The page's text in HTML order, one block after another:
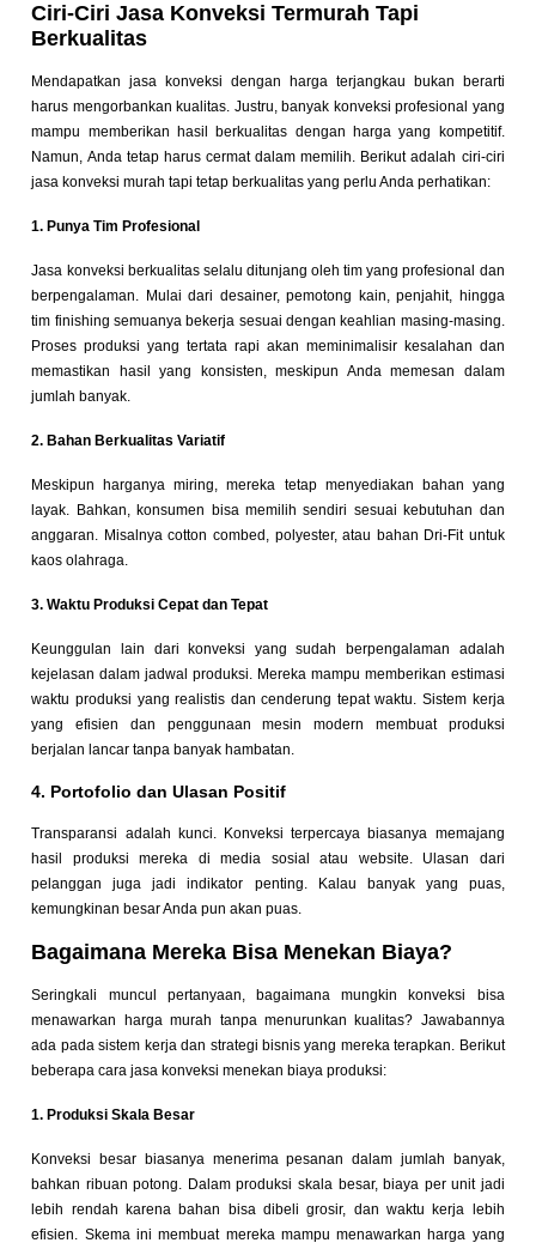
Ciri-Ciri Jasa Konveksi Termurah Tapi
Berkualitas
Mendapatkan jasa konveksi dengan harga terjangkau bukan berarti
harus mengorbankan kualitas. Justru, banyak konveksi profesional yang
mampu memberikan hasil berkualitas dengan harga yang kompetitif.
Namun, Anda tetap harus cermat dalam memilih. Berikut adalah ciri-ciri
jasa konveksi murah tapi tetap berkualitas yang perlu Anda perhatikan:
1. Punya Tim Profesional
Jasa konveksi berkualitas selalu ditunjang oleh tim yang profesional dan
berpengalaman. Mulai dari desainer, pemotong kain, penjahit, hingga
tim finishing semuanya bekerja sesuai dengan keahlian masing-masing.
Proses produksi yang tertata rapi akan meminimalisir kesalahan dan
memastikan hasil yang konsisten, meskipun Anda memesan dalam
jumlah banyak.
2. Bahan Berkualitas Variatif
Meskipun harganya miring, mereka tetap menyediakan bahan yang
layak. Bahkan, konsumen bisa memilih sendiri sesuai kebutuhan dan
anggaran. Misalnya cotton combed, polyester, atau bahan Dri-Fit untuk
kaos olahraga.
3. Waktu Produksi Cepat dan Tepat
Keunggulan lain dari konveksi yang sudah berpengalaman adalah
kejelasan dalam jadwal produksi. Mereka mampu memberikan estimasi
waktu produksi yang realistis dan cenderung tepat waktu. Sistem kerja
yang efisien dan penggunaan mesin modern membuat produksi
berjalan lancar tanpa banyak hambatan.
4. Portofolio dan Ulasan Positif
Transparansi adalah kunci. Konveksi terpercaya biasanya memajang
hasil produksi mereka di media sosial atau website. Ulasan dari
pelanggan juga jadi indikator penting. Kalau banyak yang puas,
kemungkinan besar Anda pun akan puas.
Bagaimana Mereka Bisa Menekan Biaya?
Seringkali muncul pertanyaan, bagaimana mungkin konveksi bisa
menawarkan harga murah tanpa menurunkan kualitas? Jawabannya
ada pada sistem kerja dan strategi bisnis yang mereka terapkan. Berikut
beberapa cara jasa konveksi menekan biaya produksi:
1. Produksi Skala Besar
Konveksi besar biasanya menerima pesanan dalam jumlah banyak,
bahkan ribuan potong. Dalam produksi skala besar, biaya per unit jadi
lebih rendah karena bahan bisa dibeli grosir, dan waktu kerja lebih
efisien. Skema ini membuat mereka mampu menawarkan harga yang